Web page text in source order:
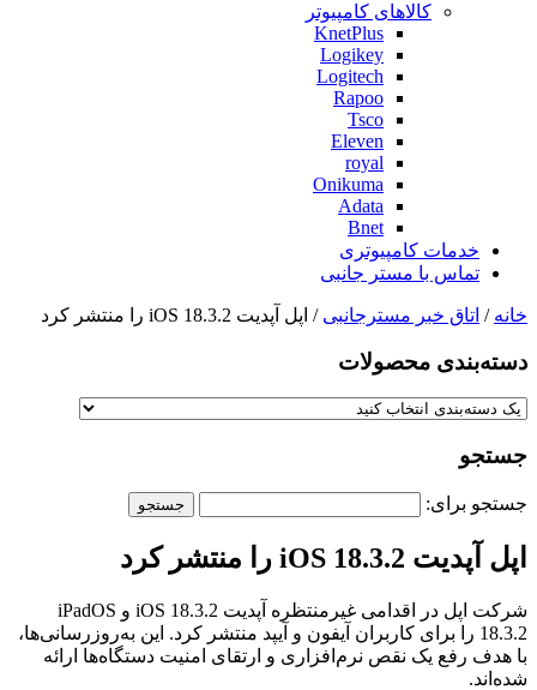
کالاهای کامپیوتر
KnetPlus
Logikey
Logitech
Rapoo
Tsco
Eleven
royal
Onikuma
Adata
Bnet
خدمات کامپیوتری
تماس با مستر جانبی
خانه / اتاق خبر مسترجانبی / اپل آپدیت iOS 18.3.2 را منتشر کرد
دسته‌بندی‌ محصولات
جستجو
جستجو برای:
اپل آپدیت iOS 18.3.2 را منتشر کرد
شرکت اپل در اقدامی غیرمنتظره آپدیت iOS 18.3.2 و iPadOS
18.3.2 را برای کاربران آیفون و آیپد منتشر کرد. این به‌روزرسانی‌ها،
با هدف رفع یک نقص نرم‌افزاری و ارتقای امنیت دستگاه‌ها ارائه
شده‌اند.